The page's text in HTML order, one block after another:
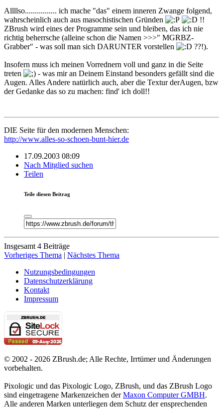
Allllso................ ich mache "das" einem inneren Zwange folgend,
wahrscheinlich auch aus masochistischen Gründen
!!
ZBrush wird eines der Programme sein und bleiben, das ich nie
richtig beherrsche (alleine schon die Namen >>>" MGRBZ-
Grabber" - was soll man sich DARUNTER vorstellen
??!).
Insofern muss ich meinen Vorrednern voll und ganz in die Seite
treten
- was mir an Deinem Einstand besonders gefällt sind die
Augen. Alles Andere natürlich auch, aber die Textur derAugen, bzw
der Gedanke das so zu machen: find' ich doll!!
DIE Seite für den modernen Menschen:
http://www.alles-so-schoen-bunt-hier.de
17.09.2003 08:09
Nach Mitglied suchen
Teilen
Teile diesen Beitrag
Insgesamt 4 Beiträge
Vorheriges Thema | Nächstes Thema
Nutzungsbedingungen
Datenschutzerklärung
Kontakt
Impressum
© 2002 - 2026 ZBrush.de; Alle Rechte, Irrtümer und Änderungen
vorbehalten.
Pixologic und das Pixologic Logo, ZBrush, und das ZBrush Logo
sind eingetragene Markenzeichen derMaxon Computer GMBH.
Alle anderen Marken unterliegen dem Schutz der ensprechenden